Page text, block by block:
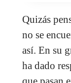
Quizás
no se
así. En su
ha dado